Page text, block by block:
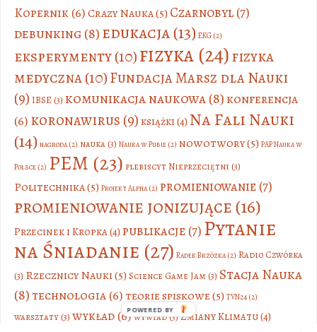
Kopernik(6)Crazy Nauka(5)Czarnobyl(7)
debunking (8)edukacja(13) EKG(2)
eksperymenty(10)fizyka(24)fizyka
medyczna(10)Fundacja Marsz dla Nauki
(9) IBSE(3) komunikacja naukowa(8) konferencja
(6) koronawirus (9) książki (4) Na Fali Nauki
(14) nagroda(2) nauka(3) Nauka w Pubie(2) nowotwory(5) PAP Nauka w
Polsce(2) PEM (23) plebiscyt Nieprzeciętni (3)
Politechnika(5) Projekt Alpha(2) promieniowanie(7)
promieniowanie jonizujące (16)
Przecinek i Kropka(4) publikacje(7) Pytanie
na Śniadanie (27) Radek Brzózka(2) Radio Czwórka
(3) Rzecznicy Nauki(5)Science Game Jam (3) Stacja Nauka
(8) technologia(6) teorie spiskowe(5) TVN24(2)
warsztaty(3) wykład(6)wywiad(3)Zmiany Klimatu(4)
POWERED BY